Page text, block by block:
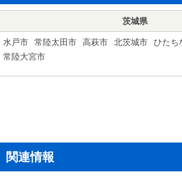
茨城県
水戸市 常陸太田市 高萩市 北茨城市 ひたち
常陸大宮市
関連情報